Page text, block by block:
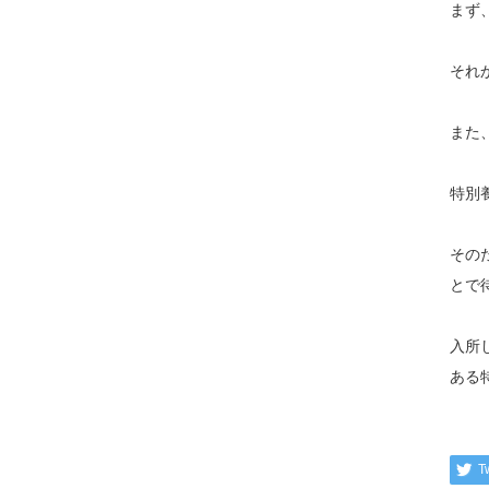
まず
それ
また
特別
その
とで
入所
ある